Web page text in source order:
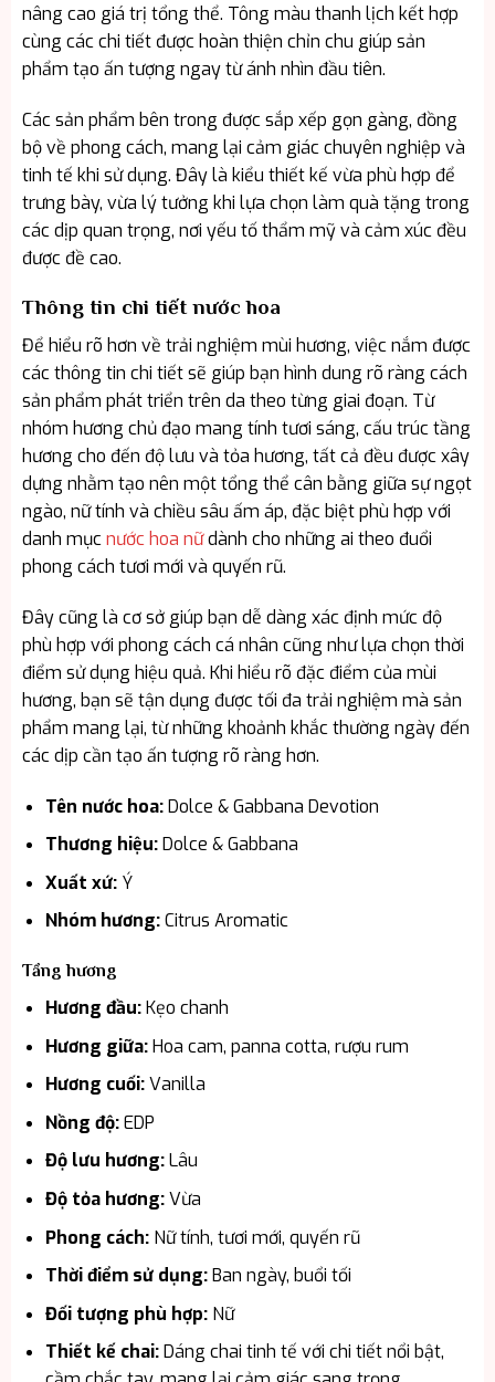
nâng cao giá trị tổng thể. Tông màu thanh lịch kết hợp
cùng các chi tiết được hoàn thiện chỉn chu giúp sản
phẩm tạo ấn tượng ngay từ ánh nhìn đầu tiên.
Các sản phẩm bên trong được sắp xếp gọn gàng, đồng
bộ về phong cách, mang lại cảm giác chuyên nghiệp và
tinh tế khi sử dụng. Đây là kiểu thiết kế vừa phù hợp để
trưng bày, vừa lý tưởng khi lựa chọn làm quà tặng trong
các dịp quan trọng, nơi yếu tố thẩm mỹ và cảm xúc đều
được đề cao.
Thông tin chi tiết nước hoa
Để hiểu rõ hơn về trải nghiệm mùi hương, việc nắm được
các thông tin chi tiết sẽ giúp bạn hình dung rõ ràng cách
sản phẩm phát triển trên da theo từng giai đoạn. Từ
nhóm hương chủ đạo mang tính tươi sáng, cấu trúc tầng
hương cho đến độ lưu và tỏa hương, tất cả đều được xây
dựng nhằm tạo nên một tổng thể cân bằng giữa sự ngọt
ngào, nữ tính và chiều sâu ấm áp, đặc biệt phù hợp với
danh mụcnước hoa nữdành cho những ai theo đuổi
phong cách tươi mới và quyến rũ.
Đây cũng là cơ sở giúp bạn dễ dàng xác định mức độ
phù hợp với phong cách cá nhân cũng như lựa chọn thời
điểm sử dụng hiệu quả. Khi hiểu rõ đặc điểm của mùi
hương, bạn sẽ tận dụng được tối đa trải nghiệm mà sản
phẩm mang lại, từ những khoảnh khắc thường ngày đến
các dịp cần tạo ấn tượng rõ ràng hơn.
Tên nước hoa:Dolce & Gabbana Devotion
Thương hiệu:Dolce & Gabbana
Xuất xứ:Ý
Nhóm hương:Citrus Aromatic
Tầng hương
Hương đầu:Kẹo chanh
Hương giữa:Hoa cam, panna cotta, rượu rum
Hương cuối:Vanilla
Nồng độ:EDP
Độ lưu hương:Lâu
Độ tỏa hương:Vừa
Phong cách:Nữ tính, tươi mới, quyến rũ
Thời điểm sử dụng:Ban ngày, buổi tối
Đối tượng phù hợp:Nữ
Thiết kế chai:Dáng chai tinh tế với chi tiết nổi bật,